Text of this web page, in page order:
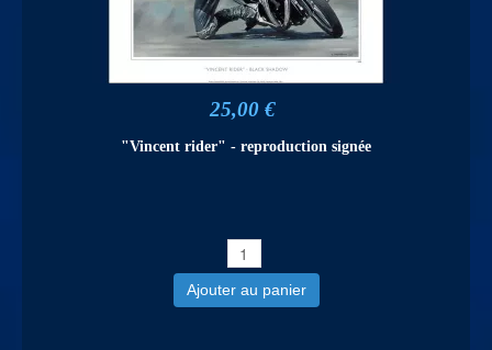
25,00 €
"Vincent rider" - reproduction signée
Ajouter au panier